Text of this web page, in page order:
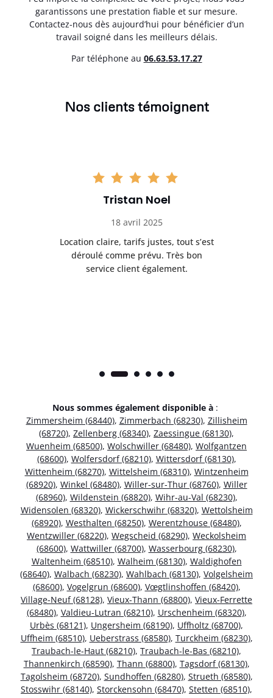
garantissons une prestation fiable et sur mesure.
Contactez-nous dès aujourd’hui pour bénéficier d’un
travail soigné dans les meilleurs délais.
Par téléphone au 06.63.53.17.27
Nos clients témoignent
Tristan Noel
18 avril 2025
Location claire, tarifs justes, tout s’est
déroulé comme prévu. Très bon
service client également.
Nous sommes également disponible à :
Zimmersheim (68440), Zimmerbach (68230), Zillisheim
(68720), Zellenberg (68340), Zaessingue (68130),
Wuenheim (68500), Wolschwiller (68480), Wolfgantzen
(68600), Wolfersdorf (68210), Wittersdorf (68130),
Wittenheim (68270), Wittelsheim (68310), Wintzenheim
(68920), Winkel (68480), Willer-sur-Thur (68760), Willer
(68960), Wildenstein (68820), Wihr-au-Val (68230),
Widensolen (68320), Wickerschwihr (68320), Wettolsheim
(68920), Westhalten (68250), Werentzhouse (68480),
Wentzwiller (68220), Wegscheid (68290), Weckolsheim
(68600), Wattwiller (68700), Wasserbourg (68230),
Waltenheim (68510), Walheim (68130), Waldighofen
(68640), Walbach (68230), Wahlbach (68130), Volgelsheim
(68600), Vogelgrun (68600), Vœgtlinshoffen (68420),
Village-Neuf (68128), Vieux-Thann (68800), Vieux-Ferrette
(68480), Valdieu-Lutran (68210), Urschenheim (68320),
Urbès (68121), Ungersheim (68190), Uffholtz (68700),
Uffheim (68510), Ueberstrass (68580), Turckheim (68230),
Traubach-le-Haut (68210), Traubach-le-Bas (68210),
Thannenkirch (68590), Thann (68800), Tagsdorf (68130),
Tagolsheim (68720), Sundhoffen (68280), Strueth (68580),
Stosswihr (68140), Storckensohn (68470), Stetten (68510),